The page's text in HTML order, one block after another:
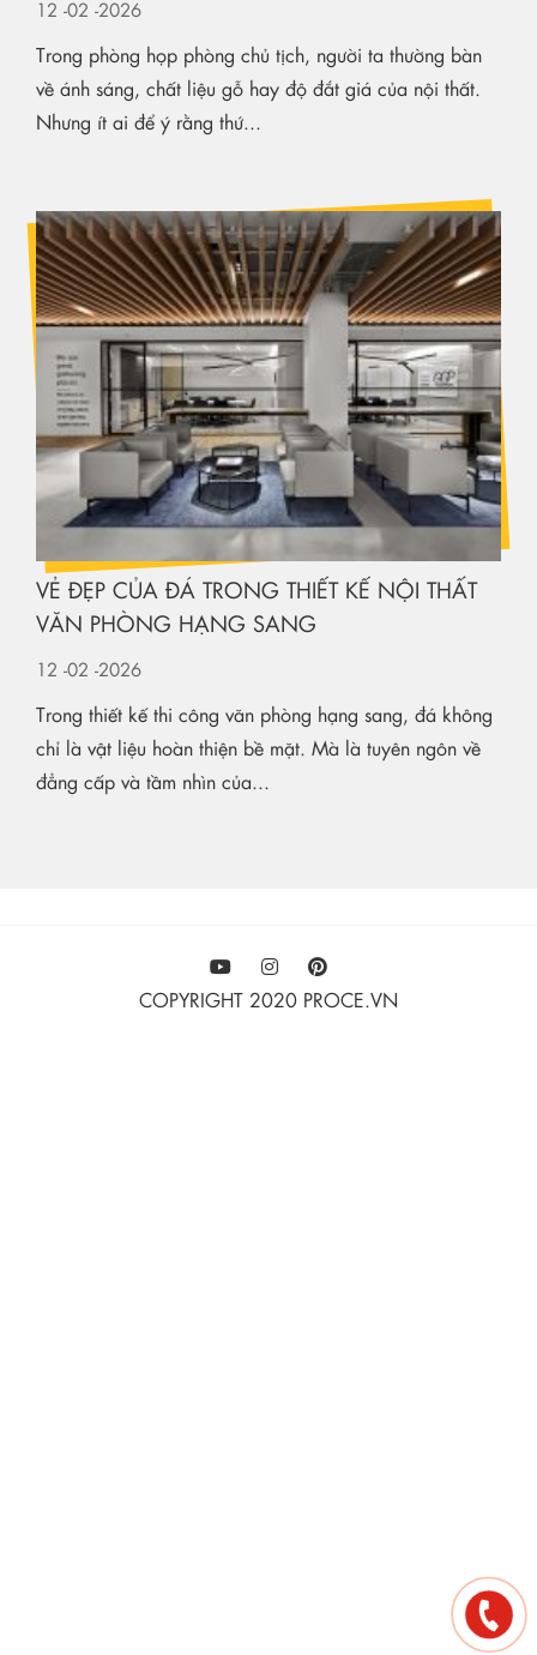
12 -02 -2026
Trong phòng họp phòng chủ tịch, người ta thường bàn
về ánh sáng, chất liệu gỗ hay độ đắt giá của nội thất.
Nhưng ít ai để ý rằng thứ...
VẺ ĐẸP CỦA ĐÁ TRONG THIẾT KẾ NỘI THẤT
VĂN PHÒNG HẠNG SANG
12 -02 -2026
Trong thiết kế thi công văn phòng hạng sang, đá không
chỉ là vật liệu hoàn thiện bề mặt. Mà là tuyên ngôn về
đẳng cấp và tầm nhìn của...
COPYRIGHT 2020 PROCE.VN